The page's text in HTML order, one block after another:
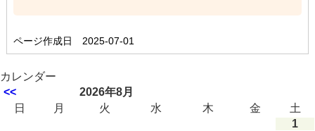
ページ作成日 2025-07-01
カレンダー
<<
2026年8月
日
月 火 水 木 金
土
1